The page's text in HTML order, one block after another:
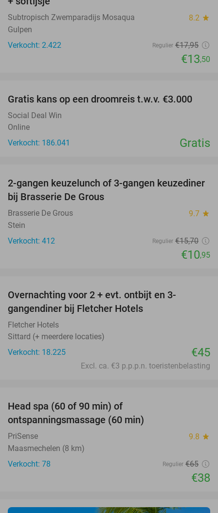
Subtropisch Zwemparadijs Mosaqua 8.2 star
Gulpen
Verkocht: 2.422
Regulier €17,95
€13,50
Gratis kans op een droomreis t.w.v. €3.000
Social Deal Win
Online
Verkocht: 186.041
Gratis
30%
2-gangen keuzelunch of 3-gangen keuzediner
bij Brasserie De Grous
Brasserie De Grous 9.7 star
Stein
Verkocht: 412
Regulier €15,70
€10,95
Overnachting voor 2 + evt. ontbijt en 3-
gangendiner bij Fletcher Hotels
Fletcher Hotels
Sittard (+ meerdere locaties)
Verkocht: 18.225
€45
Excl. ca. €3 p.p.p.n. toeristenbelasting
Head spa (60 of 90 min) of
ontspanningsmassage (60 min)
PriSense 9.8 star
Maasmechelen (8 km)
Verkocht: 78
Regulier €65
€38